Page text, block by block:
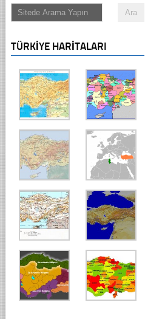
TÜRKIYE HARITALARI